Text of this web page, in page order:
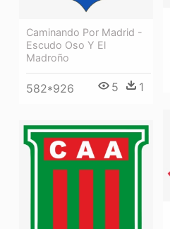
Caminando Por Madrid -
Escudo Oso Y El
Madroño
582*926 5 1